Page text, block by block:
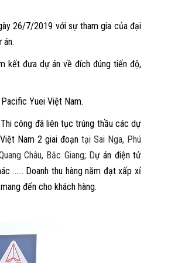
26/7/2019 với sự tham gia của đại
án.
kết đưa dự án về đích đúng tiến độ,
Yuei Việt Nam.
công đã liên tục trúng thầu các dự
Nam 2 giai đoạn tại Sai Nga, Phú
Châu, Bắc Giang; Dự án điện tử
…… Doanh thu hàng năm đạt xấp xỉ
đến cho khách hàng.